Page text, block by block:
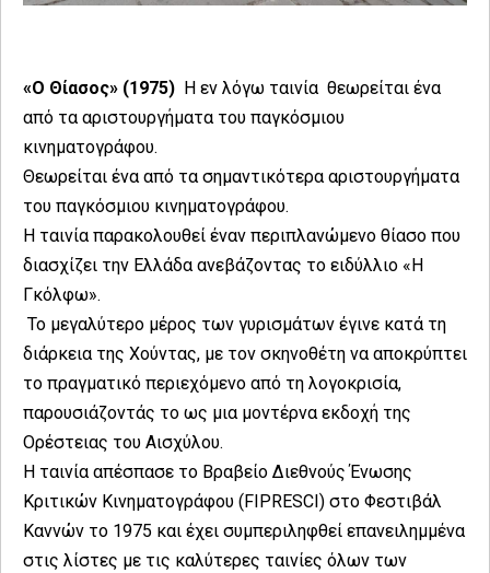
«Ο Θίασος» (1975) Η εν λόγω ταινία θεωρείται ένα
από τα αριστουργήματα του παγκόσμιου
κινηματογράφου.
Θεωρείται ένα από τα σημαντικότερα αριστουργήματα
του παγκόσμιου κινηματογράφου.
Η ταινία παρακολουθεί έναν περιπλανώμενο θίασο που
διασχίζει την Ελλάδα ανεβάζοντας το ειδύλλιο «Η
Γκόλφω».
Το μεγαλύτερο μέρος των γυρισμάτων έγινε κατά τη
διάρκεια της Χούντας, με τον σκηνοθέτη να αποκρύπτει
το πραγματικό περιεχόμενο από τη λογοκρισία,
παρουσιάζοντάς το ως μια μοντέρνα εκδοχή της
Ορέστειας του Αισχύλου.
Η ταινία απέσπασε το Βραβείο Διεθνούς Ένωσης
Κριτικών Κινηματογράφου (FIPRESCI) στο Φεστιβάλ
Καννών το 1975 και έχει συμπεριληφθεί επανειλημμένα
στις λίστες με τις καλύτερες ταινίες όλων των